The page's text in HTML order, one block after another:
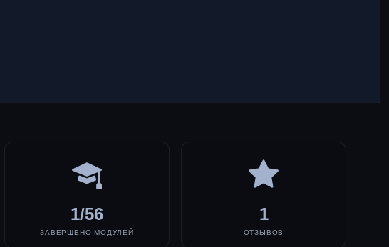
1/56
ЗАВЕРШЕНО МОДУЛЕЙ
1
ОТЗЫВОВ